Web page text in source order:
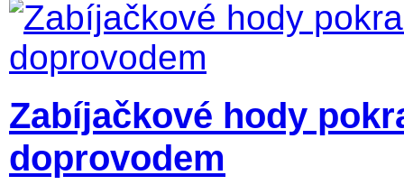
Zabíjačkové hody
doprovodem